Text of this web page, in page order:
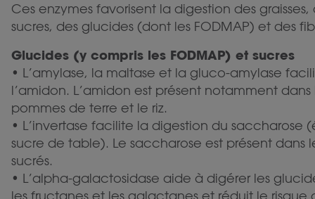
Ces enzymes favorisent la digestion des
sucres, des glucides (dont les FODMAP) et des
Glucides (y compris les FODMAP) et sucres
• L’amylase, la maltase et la gluco-amylase
l’amidon. L’amidon est présent notamment dans
pommes de terre et le riz.
• L’invertase facilite la digestion du saccharose
sucre de table). Le saccharose est présent dans
sucrés.
• L’alpha-galactosidase aide à digérer les
les fructanes et les galactanes et réduit le risque